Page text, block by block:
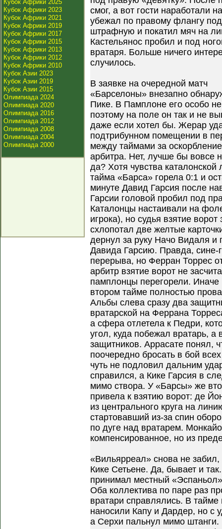
Кубок Африки 2025
Кубок Африки 2023
Кубок Африки 2021
Кубок Африки 2019
Кубок Африки 2017
Кубок Африки 2015
Кубок Африки 2013
Кубок Африки 2012
Кубок Африки 2010
Кубок Азии 2023
Кубок Азии 2019
Кубок Азии 2015
Олимпиада 2024
Олимпиада 2020
Олимпиада 2016
Олимпиада 2012
Олимпиада 2008
Олимпиада 2004
Олимпиада 2000
смог, а вот гости наработали
убежал по правому флангу
штрафную и покатил мяч на
Кастельянос пробил и под
вратаря. Больше ничего
случилось.
В заявке на очередной матч
«Барселоны» внезапно
Пике. В Памплоне его особо
поэтому на поле он так и не
даже если хотел бы. Жерар
подтрибунном помещении в
между таймами за
арбитра. Нет, лучше бы вовсе
да? Хотя чувства
тайма «Барса» горела 0:1 и
минуте Давид Гарсия после
Гарсии головой пробил под
Каталонцы настаивали на
игрока), но судья взятие
схлопотал две желтые
дернул за руку Начо Видаля и
Давида Гарсию. Правда, сине-
перерыва, но Ферран Торрес
арбитр взятие ворот не
памплонцы перегорели. Иначе
втором тайме полностью
Альбы слева сразу два
вратарской на Феррана
а сфера отлетела к Педри,
угол, куда побежал вратарь, а
защитников. Аррасате понял,
поочередно бросать в бой
чуть не подловил дальним
справился, а Кике Гарсия в
мимо створа. У «Барсы» же
привела к взятию ворот: де
из центрального круга на
стартовавший из-за спин
по дуге над вратарем.
компенсированное, но из
«Вильярреал» снова не
Кике Сетьене. Да, бывает и
принимал местный
Оба коллектива по паре раз
вратари справлялись. В
наносили Капу и Дардер, но с
а Серхи пальнул мимо